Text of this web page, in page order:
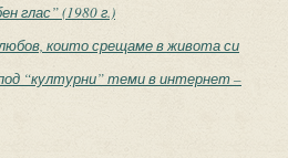
глас” (1980 г.)
които срещаме в живота си
“културни” теми в интернет –